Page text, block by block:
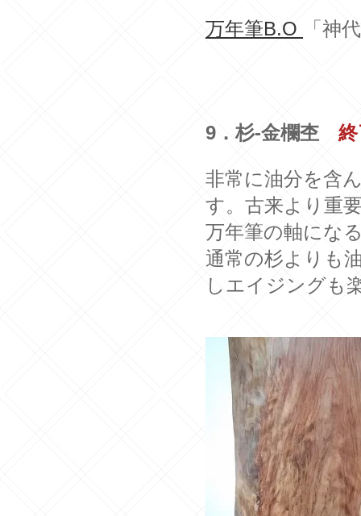
万年筆B.O 「神
9．杉-金欄杢
非常に油分を含
す。古来より重
万年筆の軸にな
通常の杉よりも
しエイジングも